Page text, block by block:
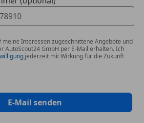
meine Interessen zugeschnittene Angebote und
AutoScout24 GmbH per E-Mail erhalten. Ich
jederzeit mit Wirkung für die Zukunft
E-Mail senden